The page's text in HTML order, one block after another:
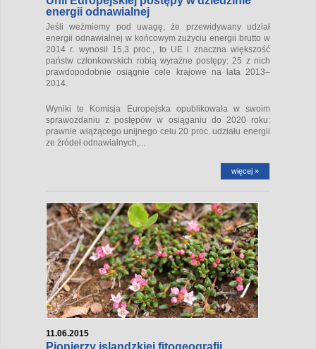
energii odnawialnej
Jeśli weźmiemy pod uwagę, że przewidywany udział
energii odnawialnej w końcowym zużyciu energii brutto w
2014 r. wynosił 15,3 proc., to UE i znaczna większość
państw członkowskich robią wyraźne postępy: 25 z nich
prawdopodobnie osiągnie cele krajowe na lata 2013–
2014.
Wyniki te Komisja Europejska opublikowała w swoim
sprawozdaniu z postępów w osiąganiu do 2020 roku:
prawnie wiążącego unijnego celu 20 proc. udziału energii
ze źródeł odnawialnych,...
więcej »
11.06.2015
Pionierzy islandzkiej fitogeografii